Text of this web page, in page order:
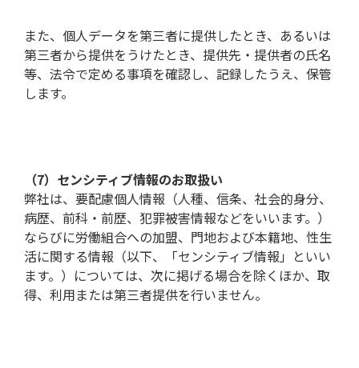
また、個人データを第三者に提供したとき、あるいは
第三者から提供をうけたとき、提供先・提供者の氏名
等、法令で定める事項を確認し、記録したうえ、保管
します。
（7）センシティブ情報のお取扱い
弊社は、要配慮個人情報（人種、信条、社会的身分、
病歴、前科・前歴、犯罪被害情報などをいいます。）
ならびに労働組合への加盟、門地および本籍地、性生
活に関する情報（以下、「センシティブ情報」といい
ます。）については、次に掲げる場合を除くほか、取
得、利用または第三者提供を行いません。